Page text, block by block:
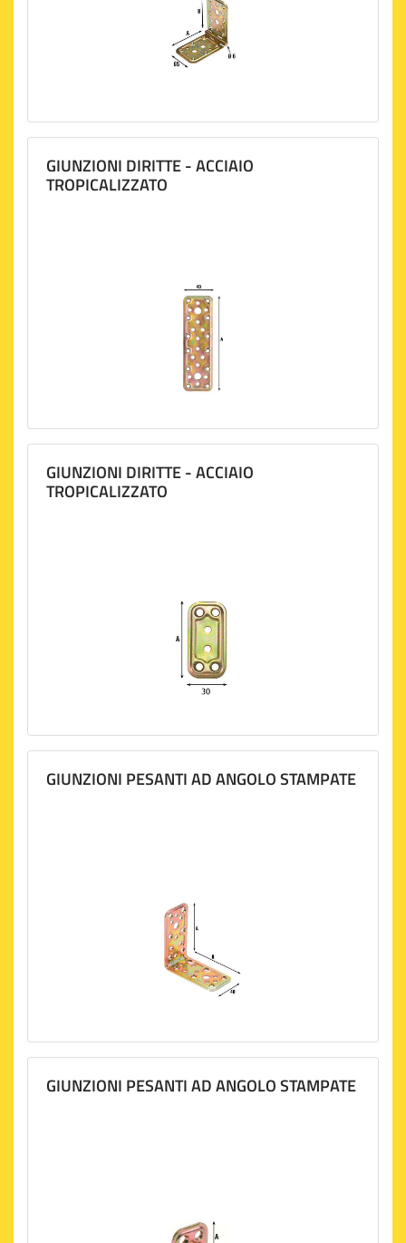
GIUNZIONI DIRITTE - ACCIAIO
TROPICALIZZATO
GIUNZIONI DIRITTE - ACCIAIO
TROPICALIZZATO
GIUNZIONI PESANTI AD ANGOLO STAMPATE
GIUNZIONI PESANTI AD ANGOLO STAMPATE